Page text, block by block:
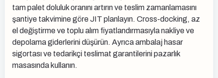
tam palet doluluk oranını artırın ve teslim zamanlamasını
şantiye takvimine göre JIT planlayın. Cross-docking, az
el değiştirme ve toplu alım fiyatlandırmasıyla nakliye ve
depolama giderlerini düşürün. Ayrıca ambalaj hasar
sigortası ve tedarikçi teslimat garantilerini pazarlık
masasında kullanın.